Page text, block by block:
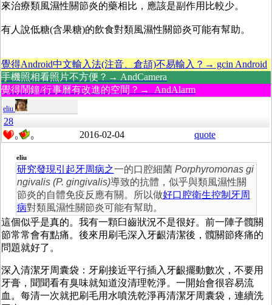
來治療類風濕性關節炎的藥相比，應該是副作用比較少。
有人說低糖(含果糖)的飲食對類風濕性關節炎可能有幫助。
覺得Android中文輸入法(注音、倉頡)不易輸入？→ gcin Android
手機照相看照片不方便？→ AndCamera
覺得鬧鐘/行事曆有改進的空間？→ AndAlarm
eliu
28
0 0 2016-02-04 quote
eliu
研究發現引起牙周病之一的口腔細菌Porphyromonas gi
ngivalis (P. gingivalis)導致的抗體，似乎與類風濕性關
節炎的自體免疫反應有關。所以做好口腔衛生控制牙周
病對類風濕性關節炎可能有幫助。
這個似乎是真的。我有一顆臼齒狀況不是很好。前一陣子髖關
節常常會有點痛。後來用刷毛深入牙齦清潔後，髖關節疼痛的
問題就好了。
深入清潔牙周囊袋：牙刷接近平行插入牙齦擺動數次，不要用
牙膏，聞聞看有臭味就知道沒清理乾淨。一開始會很容易流
血。每清一次就把刷毛用水噴洗乾淨再清潔牙周囊袋，連續洗